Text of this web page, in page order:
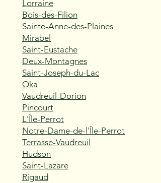
Lorraine
Bois-des-Filion
Sainte-Anne-des-Plaines
Mirabel
Saint-Eustache
Deux-Montagnes
Saint-Joseph-du-Lac
Oka
Vaudreuil-Dorion
Pincourt
L'Île-Perrot
Notre-Dame-de-l'Île-Perrot
Terrasse-Vaudreuil
Hudson
Saint-Lazare
Rigaud